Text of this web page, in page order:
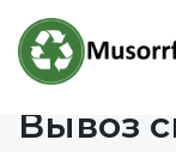
Вывоз